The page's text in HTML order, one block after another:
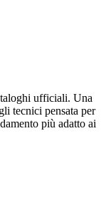
ufficiali. Una
tecnici pensata per
più adatto ai